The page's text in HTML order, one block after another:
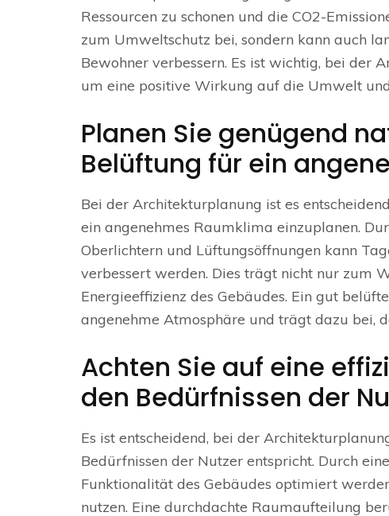
Ressourcen zu schonen und die CO2-
zum Umweltschutz bei, sondern kann auch
Bewohner verbessern. Es ist wichtig, bei der
um eine positive Wirkung auf die Umwelt
Planen Sie genügend
Belüftung für ein
Bei der Architekturplanung ist es
ein angenehmes Raumklima einzuplanen.
Oberlichtern und Lüftungsöffnungen kann
verbessert werden. Dies trägt nicht nur zum
Energieeffizienz des Gebäudes. Ein gut
angenehme Atmosphäre und trägt dazu bei,
Achten Sie auf eine
den Bedürfnissen der
Es ist entscheidend, bei der
Bedürfnissen der Nutzer entspricht. Durch
Funktionalität des Gebäudes optimiert
nutzen. Eine durchdachte Raumaufteilung